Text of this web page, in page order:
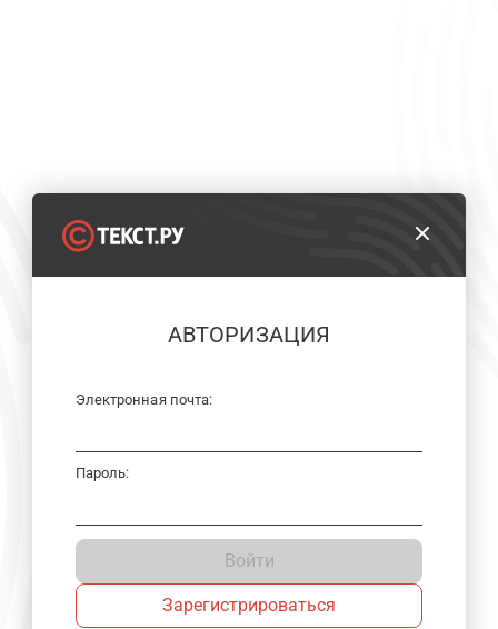
АВТОРИЗАЦИЯ
Электронная почта:
Пароль:
Войти
Зарегистрироваться